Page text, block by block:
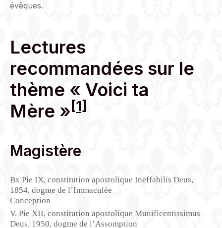
évêques.
Lectures
recommandées sur le
thème « Voici ta
Mère » [1]
Magistère
Bx Pie IX, constitution apostolique Ineffabilis Deus,
1854, dogme de l’Immaculée
Conception
V. Pie XII, constitution apostolique Munificentissimus
Deus, 1950, dogme de l’Assomption